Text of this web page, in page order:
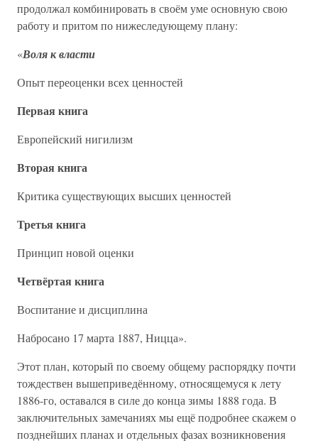
продолжал комбинировать в своём уме основную свою
работу и притом по нижеследующему плану:
«Воля к власти
Опыт переоценки всех ценностей
Первая книга
Европейский нигилизм
Вторая книга
Критика существующих высших ценностей
Третья книга
Принцип новой оценки
Четвёртая книга
Воспитание и дисциплина
Набросано 17 марта 1887, Ницца».
Этот план, который по своему общему распорядку почти
тождествен вышеприведённому, относящемуся к лету
1886-го, оставался в силе до конца зимы 1888 года. В
заключительных замечаниях мы ещё подробнее скажем о
позднейших планах и отдельных фазах возникновения